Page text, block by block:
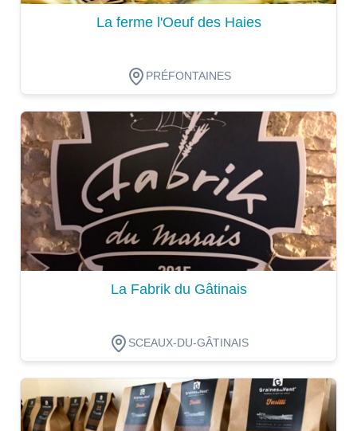
La ferme l'Oeuf des Haies
PRÉFONTAINES
Dégustation
La Fabrik du Gâtinais
SCEAUX-DU-GÂTINAIS
Dégustation